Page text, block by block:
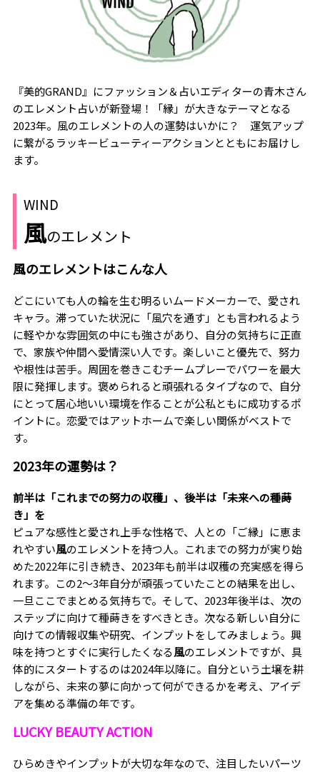
『美的GRAND』にファッション＆占いエディターの青木さん
のエレメント占いが新登場！「縁」が大きなテーマとなる
2023年。風のエレメントの人の運勢はいかに？ 運気アップ
に繋がるラッキービューティーアクションとともにお届けし
ます。
WIND
風のエレメント
風のエレメントはこんな人
どこにいても人の輪を生む明るいムードメーカーで、愛され
キャラ。滞っていた状況に「風穴を通す」とも言われるよう
に軽やかな雰囲気の中にも強さがあり、自分の気持ちに正直
で、家族や仲間へ愛情深い人です。楽しいこと優先で、努力
や根性は苦手。周囲を巻きこむチームプレーでパワーを最大
限に発揮します。褒められると頑張れるタイプなので、自分
にとって居心地いい環境を作ることが公私ともに成功するポ
イントに。恋愛ではアットホームで楽しい関係がベストで
す。
2023年の運勢は？
前半は「これまでの努力の収穫」、後半は「未来への種蒔
き」を
ピュアな感性と愛され上手な性格で、人との「ご縁」に恵ま
れやすい風のエレメントを持つ人。これまでの努力が実り始
めた2022年に引き続き、 2023年も前半は収穫の充実感を得ら
れます。この2〜3年自分が頑張っていたことの結果を出し、
一旦ここでまとめる気持ちで。そして、 2023年後半は、次の
ステップに向けて種蒔きをすべきとき。次なる新しい自分に
向けての情報収集や研究、インプットをしてみましょう。興
味を持つとすぐに実行したくなる風のエレメントですが、具
体的にスタートするのは2024年以降に。自分という土壌を耕
しながら、未来の夢に向かって何ができるかを考え、アイデ
アを集める準備の年です。
LUCKY BEAUTY ACTION
ひらめきやインプットが大切な年なので、注目したいパーツ